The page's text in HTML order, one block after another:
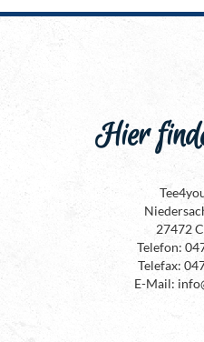
Hier
27472
Telefon:
Telefax:
E-Mail: